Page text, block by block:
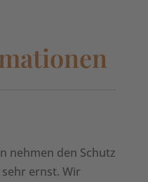
nehmen den Schutz
ernst. Wir